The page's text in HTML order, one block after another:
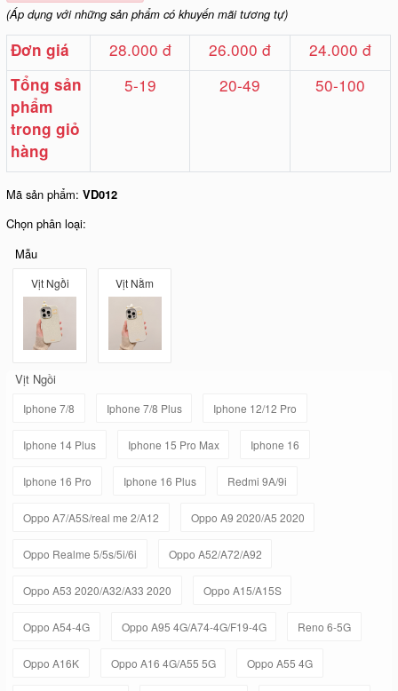
(Áp dụng với những sản phẩm có khuyến mãi tương tự)
Đơn giá 28.000 đ 26.000 đ 24.000 đ
Tổng sản
phẩm
trong giỏ
hàng
5-19 20-49 50-100
Mã sản phẩm:VD012
Chọn phân loại:
Mẫu
Vịt Ngồi Vịt Nằm
Vịt Ngồi
Iphone 7/8 Iphone 7/8 Plus Iphone 12/12 Pro
Iphone 14 Plus Iphone 15 Pro Max Iphone 16
Iphone 16 Pro Iphone 16 Plus Redmi 9A/9i
Oppo A7/A5S/real me 2/A12 Oppo A9 2020/A5 2020
Oppo Realme 5/5s/5i/6i Oppo A52/A72/A92
Oppo A53 2020/A32/A33 2020 Oppo A15/A15S
Oppo A54-4G Oppo A95 4G/A74-4G/F19-4G Reno 6-5G
Oppo A16K Oppo A16 4G/A55 5G Oppo A55 4G